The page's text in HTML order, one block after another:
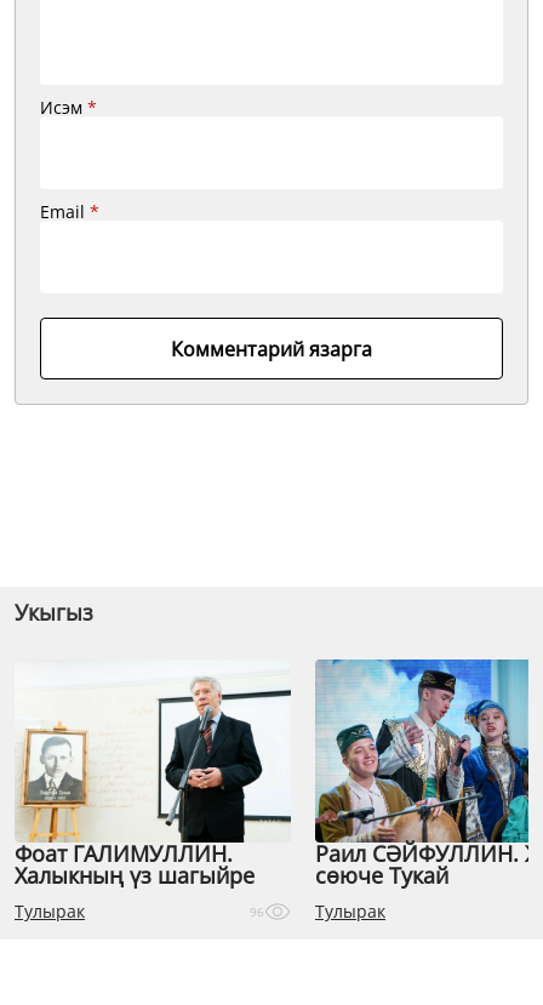
Исэм *
Email *
Комментарий язарга
Укыгыз
Фоат ГАЛИМУЛЛИН.
Халыкның үз шагыйре
Тулырак 96
Раил СӘЙФУЛЛИН.
сөюче Тукай
Тулырак